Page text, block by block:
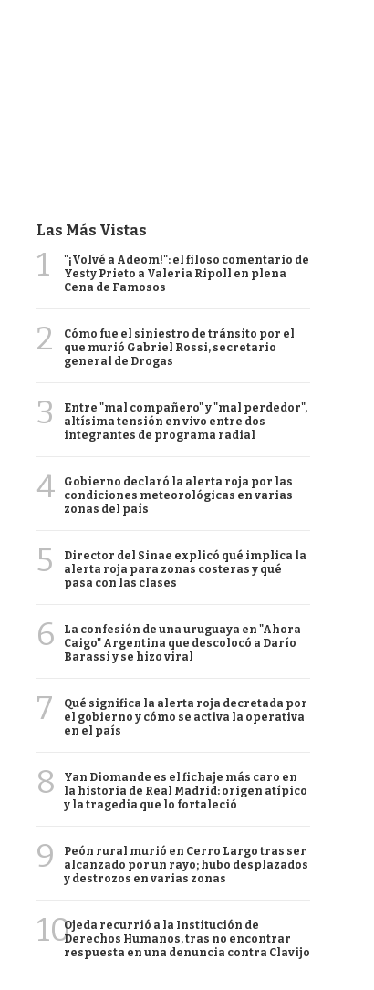
Las Más Vistas
1
"¡Volvé a Adeom!": el filoso comentario de
Yesty Prieto a Valeria Ripoll en plena
Cena de Famosos
2
Cómo fue el siniestro de tránsito por el
que murió Gabriel Rossi, secretario
general de Drogas
3
Entre "mal compañero" y "mal perdedor",
altísima tensión en vivo entre dos
integrantes de programa radial
4
Gobierno declaró la alerta roja por las
condiciones meteorológicas en varias
zonas del país
5
Director del Sinae explicó qué implica la
alerta roja para zonas costeras y qué
pasa con las clases
6
La confesión de una uruguaya en "Ahora
Caigo" Argentina que descolocó a Darío
Barassi y se hizo viral
7
Qué significa la alerta roja decretada por
el gobierno y cómo se activa la operativa
en el país
8
Yan Diomande es el fichaje más caro en
la historia de Real Madrid: origen atípico
y la tragedia que lo fortaleció
9
Peón rural murió en Cerro Largo tras ser
alcanzado por un rayo; hubo desplazados
y destrozos en varias zonas
10Ojeda recurrió a la Institución de
Derechos Humanos, tras no encontrar
respuesta en una denuncia contra Clavijo